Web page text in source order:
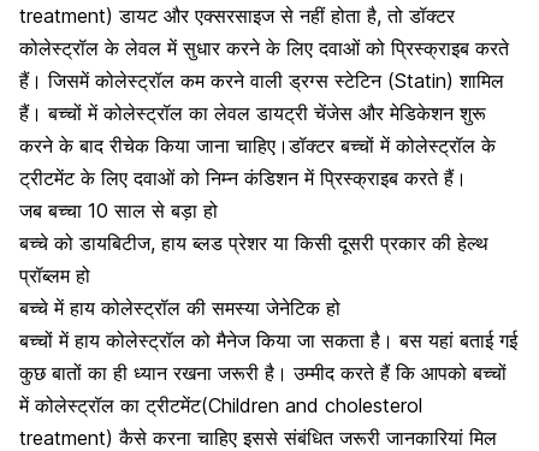
treatment) डायट और एक्सरसाइज से नहीं होता है, तो डॉक्टर
कोलेस्ट्रॉल के लेवल में सुधार करने के लिए दवाओं को प्रिस्क्राइब करते
हैं। जिसमेंकोलेस्ट्रॉल कम करने वाली ड्रग्स स्टेटिन (Statin) शामिल
हैं। बच्चों में कोलेस्ट्रॉल का लेवल डायट्री चेंजेस और मेडिकेशन शुरू
करने के बाद रीचेक किया जाना चाहिए।डॉक्टर बच्चों में कोलेस्ट्रॉल के
ट्रीटमेंट के लिए दवाओं को निम्न कंडिशन में प्रिस्क्राइब करते हैं।
जब बच्चा 10 साल से बड़ा हो
बच्चे को डायबिटीज, हाय ब्लड प्रेशर या किसी दूसरी प्रकार की हेल्थ
प्रॉब्लम हो
बच्चे में हाय कोलेस्ट्रॉल की समस्या जेनेटिक हो
बच्चों में हाय कोलेस्ट्रॉल को मैनेज किया जा सकता है। बस यहां बताई गई
कुछ बातों का ही ध्यान रखना जरूरी है। उम्मीद करते हैं कि आपको बच्चों
में कोलेस्ट्रॉल का ट्रीटमेंट(Children and cholesterol
treatment) कैसे करना चाहिए इससे संबंधित जरूरी जानकारियां मिल